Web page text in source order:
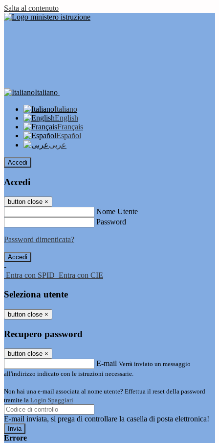
Salta al contenuto
Italiano
Italiano
English
Français
Español
عربى
Accedi
Accedi
button close ×
Nome Utente
Password
Password dimenticata?
-
Entra con SPID Entra con CIE
Seleziona utente
button close ×
Recupero password
button close ×
E-mail Verrà inviato un messaggio
all'indirizzo indicato con le istruzioni necessarie.
Non hai una e-mail associata al nome utente? Effettua il reset della password
tramite la Login Spaggiari
E-mail inviata, si prega di controllare la casella di posta elettronica!
Errore